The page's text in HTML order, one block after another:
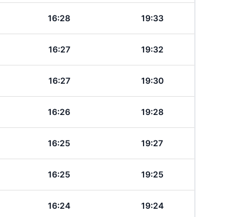
16:28 19:33
16:27 19:32
16:27 19:30
16:26 19:28
16:25 19:27
16:25 19:25
16:24 19:24